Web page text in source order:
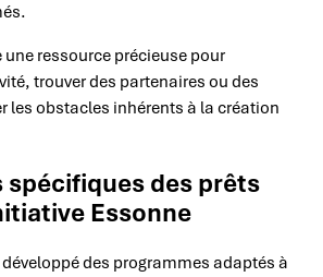
ressource précieuse pour
trouver des partenaires ou des
les obstacles inhérents à la création
spécifiques des prêts
Essonne
des programmes adaptés à